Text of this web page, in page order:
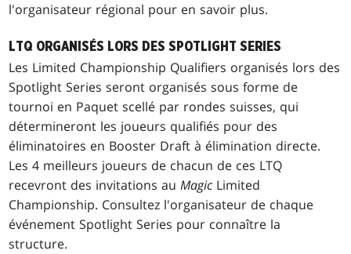
l'organisateur régional pour en savoir plus.
LTQ ORGANISÉS LORS DES SPOTLIGHT SERIES
Les Limited Championship Qualifiers organisés lors des
Spotlight Series seront organisés sous forme de
tournoi en Paquet scellé par rondes suisses, qui
détermineront les joueurs qualifiés pour des
éliminatoires en Booster Draft à élimination directe.
Les 4 meilleurs joueurs de chacun de ces LTQ
recevront des invitations auMagic Limited
Championship. Consultez l'organisateur de chaque
événement Spotlight Series pour connaître la
structure.